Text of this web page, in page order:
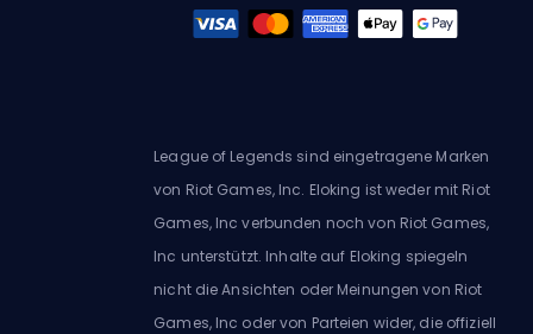
League of Legends sind eingetragene Marken
von Riot Games, Inc. Eloking ist weder mit Riot
Games, Inc verbunden noch von Riot Games,
Inc unterstützt. Inhalte auf Eloking spiegeln
nicht die Ansichten oder Meinungen von Riot
Games, Inc oder von Parteien wider, die offiziell